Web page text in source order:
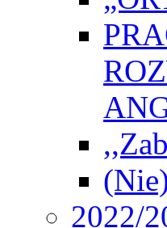
2022/